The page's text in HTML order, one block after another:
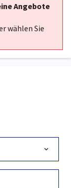
Angebote
wählen Sie